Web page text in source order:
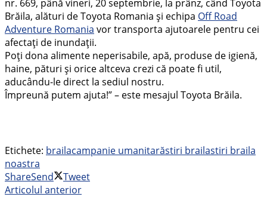
nr. 669, până vineri, 20 septembrie, la prânz, când Toyota
Brăila, alături de Toyota Romania și echipa Off Road
Adventure Romania vor transporta ajutoarele pentru cei
afectați de inundații.
Poți dona alimente neperisabile, apă, produse de igienă,
haine, pături și orice altceva crezi că poate fi util,
aducându-le direct la sediul nostru.
Împreună putem ajuta!” – este mesajul Toyota Brăila.
Etichete: brailacampanie umanitarăstiri brailastiri braila
noastra
ShareSend
Tweet
Articolul anterior